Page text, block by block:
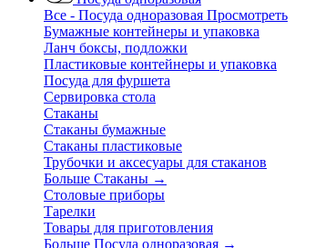
Все - Посуда одноразовая Просмотреть
Бумажные контейнеры и упаковка
Ланч боксы, подложки
Пластиковые контейнеры и упаковка
Посуда для фуршета
Сервировка стола
Стаканы
Стаканы бумажные
Стаканы пластиковые
Трубочки и аксесуары для стаканов
Больше Стаканы →
Столовые приборы
Тарелки
Товары для приготовления
Больше Посуда одноразовая →